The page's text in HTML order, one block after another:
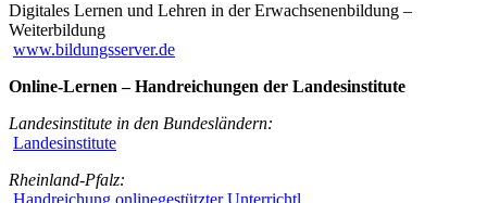
Digitales Lernen und Lehren in der Erwachsenenbildung –
Weiterbildung
www.bildungsserver.de
Online-Lernen – Handreichungen der Landesinstitute
Landesinstitute in den Bundesländern:
Landesinstitute
Rheinland-Pfalz: